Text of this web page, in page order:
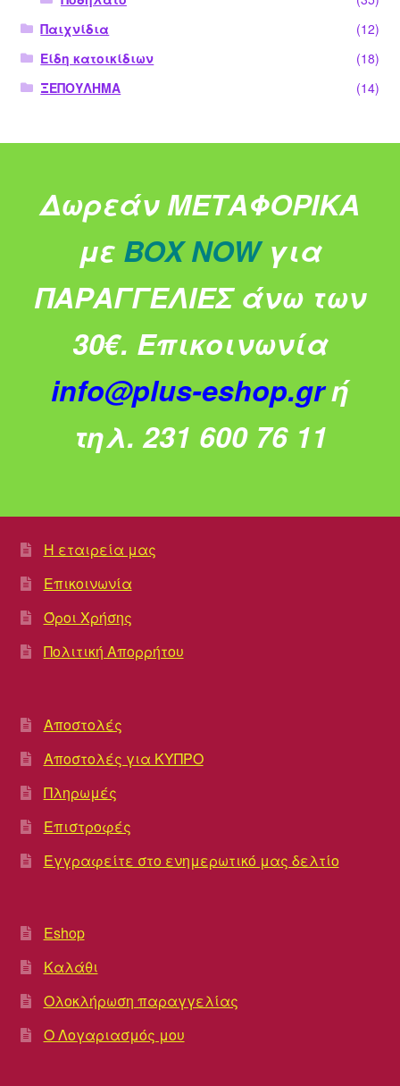
Παιχνίδια
(12)
Είδη κατοικίδιων
(18)
ΞΕΠΟΥΛΗΜΑ
(14)
Δωρεάν ΜΕΤΑΦΟΡΙΚΑ
με BOX NOW για
ΠΑΡΑΓΓΕΛΙΕΣ άνω των
30€. Επικοινωνία
info@plus-eshop.grή
τηλ. 231 600 76 11
Η εταιρεία μας
Επικοινωνία
Όροι Χρήσης
Πολιτική Απορρήτου
Αποστολές
Αποστολές για ΚΥΠΡΟ
Πληρωμές
Επιστροφές
Εγγραφείτε στο ενημερωτικό μας δελτίο
Eshop
Καλάθι
Ολοκλήρωση παραγγελίας
Ο Λογαριασμός μου